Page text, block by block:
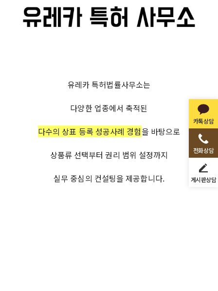
카톡상담
전화상담
게시판상담
유레카 특허법률사무소는
다양한 업종에서 축적된
다수의 상표 등록 성공사례 경험을 바탕으로
상품류 선택부터 권리 범위 설정까지
실무 중심의 컨설팅을 제공합니다.